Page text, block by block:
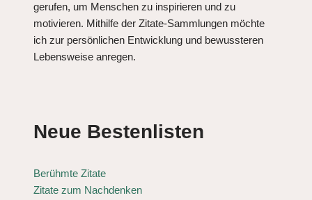
gerufen, um Menschen zu inspirieren und zu
motivieren. Mithilfe der Zitate-Sammlungen möchte
ich zur persönlichen Entwicklung und bewussteren
Lebensweise anregen.
Neue Bestenlisten
Berühmte Zitate
Zitate zum Nachdenken